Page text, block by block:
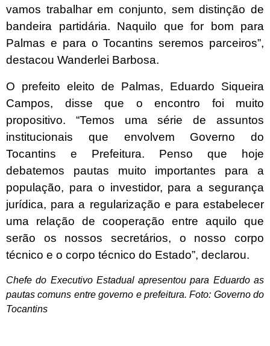
vamos trabalhar em conjunto, sem distinção de
bandeira partidária. Naquilo que for bom para
Palmas e para o Tocantins seremos parceiros”,
destacou Wanderlei Barbosa.
O prefeito eleito de Palmas, Eduardo Siqueira
Campos, disse que o encontro foi muito
propositivo. “Temos uma série de assuntos
institucionais que envolvem Governo do
Tocantins e Prefeitura. Penso que hoje
debatemos pautas muito importantes para a
população, para o investidor, para a segurança
jurídica, para a regularização e para estabelecer
uma relação de cooperação entre aquilo que
serão os nossos secretários, o nosso corpo
técnico e o corpo técnico do Estado”, declarou.
Chefe do Executivo Estadual apresentou para Eduardo as
pautas comuns entre governo e prefeitura. Foto: Governo do
Tocantins